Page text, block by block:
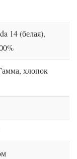
14 (белая),
хлопок